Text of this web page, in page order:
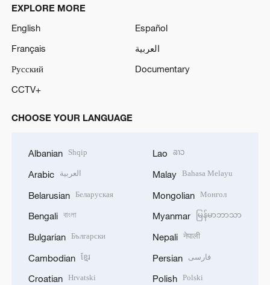
EXPLORE MORE
English
Español
Français
العربية
Русский
Documentary
CCTV+
CHOOSE YOUR LANGUAGE
Albanian Shqip
Arabic العربية
Belarusian Беларуская
Bengali বাংলা
Bulgarian Български
Cambodian ខ្មែរ
Croatian Hrvatski
Lao ລາວ
Malay Bahasa Melayu
Mongolian Монгол
Myanmar မြန်မာဘာသာ
Nepali नेपाली
Persian فارسی
Polish Polski